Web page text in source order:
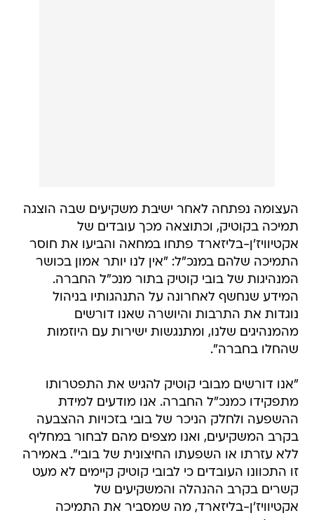
אקטיוויז'ן-בליזארד פתחו במחאה והביעו את חוסר
התמיכה שלהם במנכ"ל: "אין לנו יותר אמון בכושר
המנהיגות של בובי קוטיק בתור מנכ"ל החברה.
המידע שנחשף לאחרונה על התנהגותיו בניהול
נוגדות את התרבות והיושרה שאנו דורשים
מהמנהיגים שלנו, ומתנגשות ישירות עם היוזמות
שהחלו בחברה".
"אנו דורשים מבובי קוטיק להגיש את התפטרותו
ההשפעה ולחלק הניכר של בובי בזכויות ההצבעה
בקרב המשקיעים, ואנו מצפים מהם לבחור במחליף
ללא עזרתו או השפעתו החיצונית של בובי". באמירה
זו התכוונו העובדים כי לבובי קוטיק קיימים לא מעט
קשרים בקרב ההנהלה והמשקיעים של
אקטיוויז'ן-בליזארד, מה שמסביר את התמיכה
שקיבל.
שעה לאחר שהעצומה נפתחה חתמו עליה כ-500